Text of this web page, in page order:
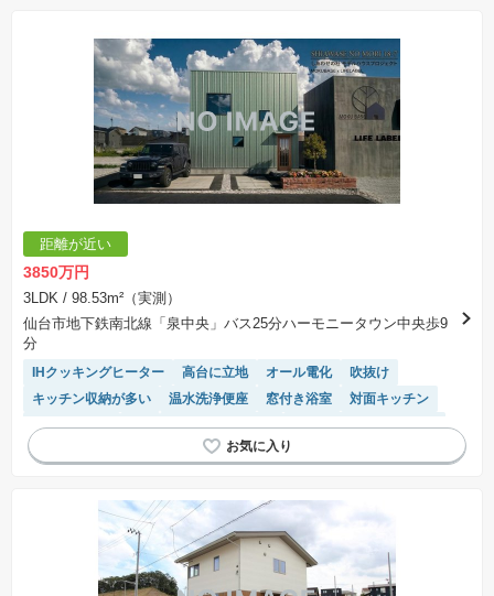
距離が近い
3850万円
3LDK / 98.53m²（実測）
仙台市地下鉄南北線「泉中央」バス25分ハーモニータウン中央歩9
分
IHクッキングヒーター 高台に立地 オール電化
吹抜け
キッチン収納が多い
温水洗浄便座 窓付き浴室
対面キッチン
閑静な住宅地
SIC システムキッチン 接面道路の幅が６m以上